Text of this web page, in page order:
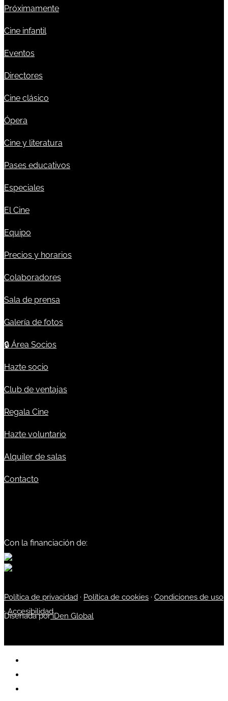
Próximamente
Cine infantil
Eventos
Directores
Cine clásico
Ópera
Cine y literatura
Pases educativos
Especiales
El Cine
Equipo
Precios y horarios
Colaboradores
Sala de prensa
Galería de fotos
🔒 Área Socios
Hazte socio
Club de ventajas
Regala Cine
Hazte voluntario
Alquiler de salas
Contacto
Con la financiación de:
Política de privacidad · Política de cookies · Condiciones de uso
·Accesibilidad
Diseñada poriDen Global